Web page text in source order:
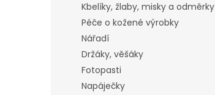
Kbelíky, žlaby, misky a odměrky
Péče o kožené výrobky
Nářadí
Držáky, věšáky
Fotopasti
Napáječky